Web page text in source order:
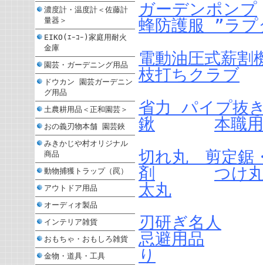
濃度計・温度計＜佐藤計
量器＞
EIKO(ｴｰｺｰ)家庭用耐火
金庫
園芸・ガーデニング用品
ドウカン 園芸ガーデニン
グ用品
土農耕用品＜正和園芸＞
おの義刃物本舗 園芸鋏
みきかじや村オリジナル
商品
動物捕獲トラップ（罠）
アウトドア用品
オーディオ製品
インテリア雑貨
おもちゃ・おもしろ雑貨
金物・道具・工具
ガーデンポンプ
蜂防護服 ”ラプ
電動油圧式薪割
枝打ちクラブ
省力 パイプ抜
鍬
本職
切れ丸 剪定鋸
剤
つけ
太丸
刃研ぎ名人
忌避用品
り